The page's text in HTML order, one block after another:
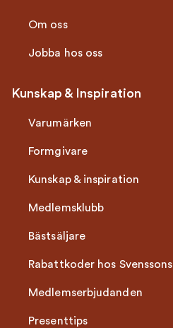
Om oss
Jobba hos oss
Kunskap & Inspiration
Varumärken
Formgivare
Kunskap & inspiration
Medlemsklubb
Bästsäljare
Rabattkoder hos Svenssons
Medlemserbjudanden
Presenttips